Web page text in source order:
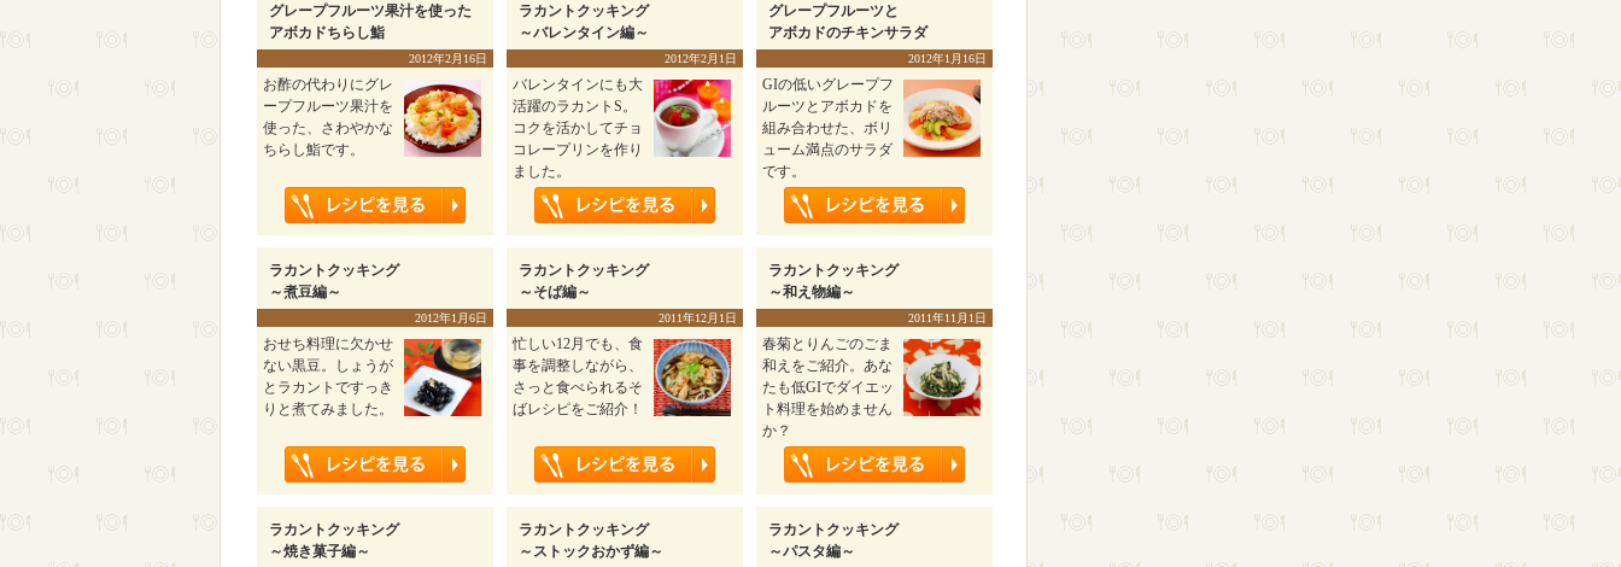
グレープフルーツ果汁を使った
アボカドちらし鮨
2012年2月16日
お酢の代わりにグレ
ープフルーツ果汁を
使った、さわやかな
ちらし鮨です。
ラカントクッキング
～バレンタイン編～
2012年2月1日
バレンタインにも大
活躍のラカントS。
コクを活かしてチョ
コレープリンを作り
ました。
グレープフルーツと
アボカドのチキンサラダ
2012年1月16日
GIの低いグレープフ
ルーツとアボカドを
組み合わせた、ボリ
ューム満点のサラダ
です。
ラカントクッキング
～煮豆編～
2012年1月6日
おせち料理に欠かせ
ない黒豆。しょうが
とラカントですっき
りと煮てみました。
ラカントクッキング
～そば編～
2011年12月1日
忙しい12月でも、食
事を調整しながら、
さっと食べられるそ
ばレシピをご紹介！
ラカントクッキング
～和え物編～
2011年11月1日
春菊とりんごのごま
和えをご紹介。あな
たも低GIでダイエッ
ト料理を始めません
か？
ラカントクッキング
～焼き菓子編～
ラカントクッキング
～ストックおかず編～
ラカントクッキング
～パスタ編～